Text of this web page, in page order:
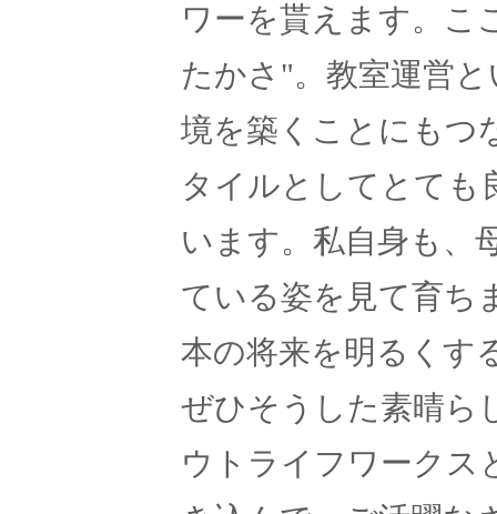
ワーを貰えます。こ
たかさ"。教室運営
境を築くことにもつ
タイルとしてとても
います。私自身も、
ている姿を見て育ち
本の将来を明るくす
ぜひそうした素晴ら
ウトライフワークス